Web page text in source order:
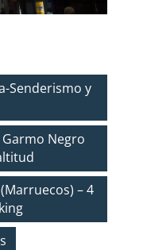
Senderismo y
Negro
– 4